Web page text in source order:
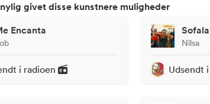
givet disse kunstnere muligheder
Encanta
i radioen
Sofala
Nilsa
Udsendt